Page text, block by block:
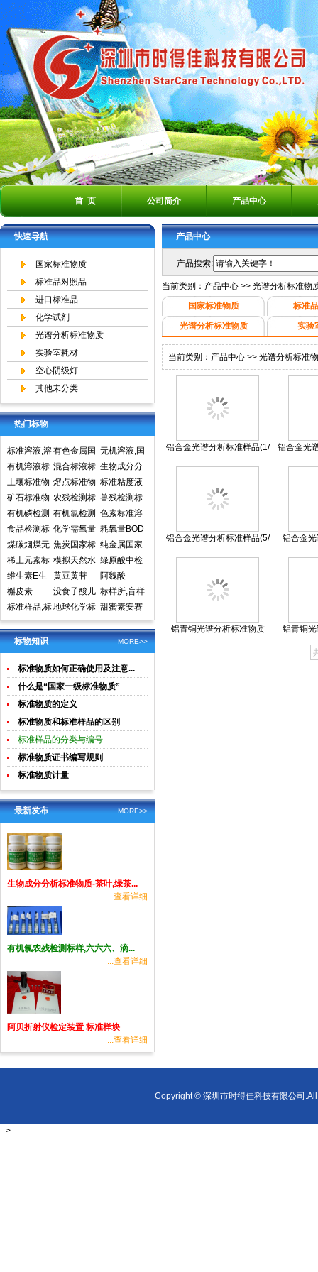
首 页 公司简介 产品中心
快速导航
国家标准物质
标准品对照品
进口标准品
化学试剂
光谱分析标准物质
实验室耗材
空心阴级灯
其他未分类
热门标物
标准溶液,溶
液标准物质,
国家标准物
质网
有色金属国
家标准物质
中心,国家标
准物质网
无机溶液,国
家标准物质
网,国家标准
物质中心
有机溶液标
准物质中国
计量院标准
物质中心
混合标液标
准物质
生物成分分
析标准物质
土壤标准物
质
熔点标准物
质
标准粘度液
矿石标准物
质
农残检测标
准样品,标准
溶液,标准物
质
兽残检测标
准样品,标准
溶液,标准物
质
有机磷检测
标准样品,标
准溶液,标准
物质
有机氯检测
标准样品标
准溶液标准
物质
色素标准溶
液标准物质
食品检测
食品检测标
准物质标准
样品标准溶
液
化学需氧量
COD标准溶
液标准物质
标样环境标
准样品
耗氧量BOD
5标准溶液
标准物质标
样环境标准
样品
煤碳烟煤无
烟煤国家标
准物质国家
标准样品
焦炭国家标
准物质国家
标准样品
纯金属国家
实物标准样
品
稀土元素标
准物质标准
样品
模拟天然水
标准溶液
绿原酸中检
所标准品对
照品高效液
相色谱HPL
C
维生素E生
育酚标准品
对照品中检
所
黄豆黄苷
阿魏酸
槲皮素
没食子酸儿
茶素
标样所,盲样
标准样品,标
样,质控样
地球化学标
准物质矿石
土壤生物成
分分析
甜蜜素安赛
蜜(乙酰磺胺
酸钾)标准溶
液食品检测
标准物质
MORE>>
标物知识
标准物质如何正确使用及注意...
什么是“国家一级标准物质”
标准物质的定义
标准物质和标准样品的区别
标准样品的分类与编号
标准物质证书编写规则
标准物质计量
MORE>>
最新发布
生物成分分析标准物质-茶叶,绿茶...
...查看详细
有机氯农残检测标样,六六六、滴...
...查看详细
阿贝折射仪检定装置 标准样块
...查看详细
产品中心
产品搜索:
当前类别： 产品中心 >> 光谱分析标准物
国家标准物质
标准
光谱分析标准物质
实验
当前类别： 产品中心 >> 光谱分析标准
铝合金光谱分析标准样品(1/
铝合金光
铝合金光谱分析标准样品(5/
铝合金
铝青铜光谱分析标准物质 铝青铜
Copyright © 深圳市时得佳科技有限公司
-->